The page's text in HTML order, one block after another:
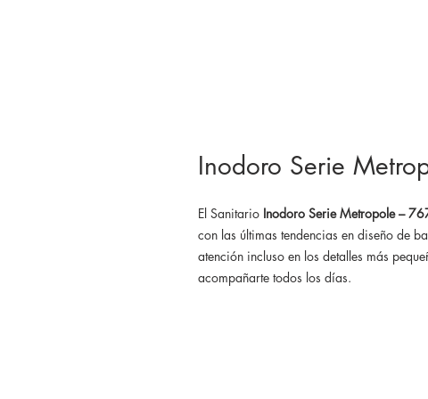
Inodoro Serie
El Sanitario Inodoro Serie Metropole –
con las últimas tendencias en diseño de
atención incluso en los detalles más
acompañarte todos los días.